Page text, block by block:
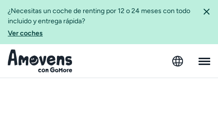
¿Necesitas un coche de renting por 12 o 24 meses con todo
incluido y entrega rápida?
Ver coches